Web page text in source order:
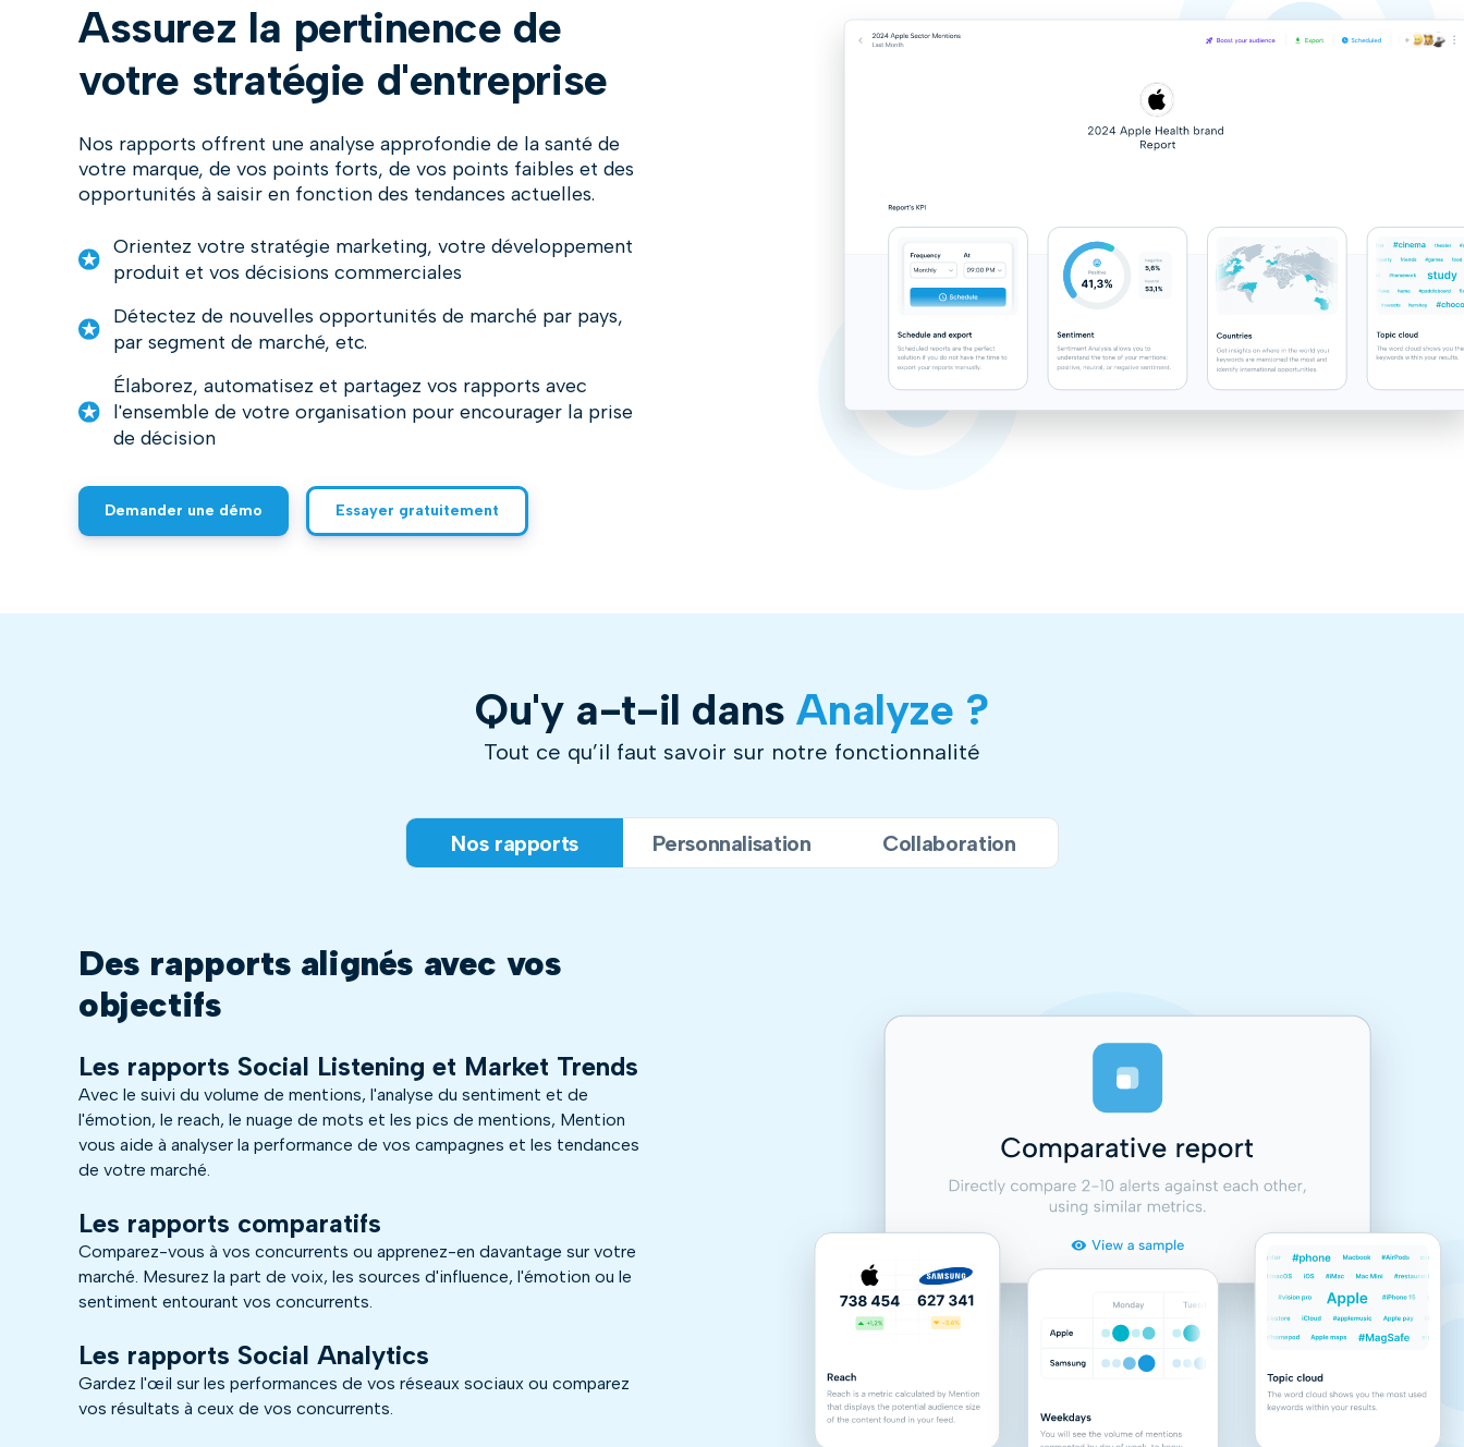
Assurez la pertinence de
votre stratégie d'entreprise
Nos rapports offrent une analyse approfondie de la santé de
votre marque, de vos points forts, de vos points faibles et des
opportunités à saisir en fonction des tendances actuelles.
Orientez votre stratégie marketing, votre développement
produit et vos décisions commerciales
Détectez de nouvelles opportunités de marché par pays,
par segment de marché, etc.
Élaborez, automatisez et partagez vos rapports avec
l'ensemble de votre organisation pour encourager la prise
de décision
Demander une démo Essayer gratuitement
Qu'y a-t-il dans Analyze ?
Tout ce qu’il faut savoir sur notre fonctionnalité
Nos rapports Personnalisation Collaboration
Des rapports alignés avec vos
objectifs
Les rapports Social Listening et Market Trends
Avec le suivi du volume de mentions, l'analyse du sentiment et de
l'émotion, le reach, le nuage de mots et les pics de mentions, Mention
vous aide à analyser la performance de vos campagnes et les tendances
de votre marché.
Les rapports comparatifs
Comparez-vous à vos concurrents ou apprenez-en davantage sur votre
marché. Mesurez la part de voix, les sources d'influence, l'émotion ou le
sentiment entourant vos concurrents.
Les rapports Social Analytics
Gardez l'œil sur les performances de vos réseaux sociaux ou comparez
vos résultats à ceux de vos concurrents.